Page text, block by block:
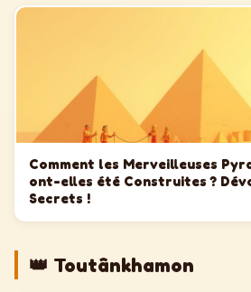
Comment les Merveilleuses
ont-elles été Construites ?
Secrets !
👑 Toutânkhamon